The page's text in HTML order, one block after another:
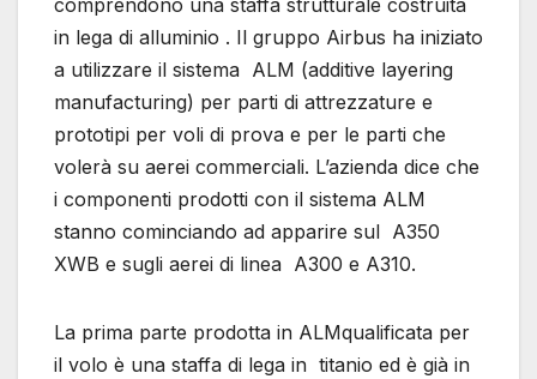
comprendono una staffa strutturale costruita
in lega di alluminio . Il gruppo Airbus ha iniziato
a utilizzare il sistema ALM (additive layering
manufacturing) per parti di attrezzature e
prototipi per voli di prova e per le parti che
volerà su aerei commerciali. L’azienda dice che
i componenti prodotti con il sistema ALM
stanno cominciando ad apparire sul A350
XWB e sugli aerei di linea A300 e A310.
La prima parte prodotta in ALMqualificata per
il volo è una staffa di lega in titanio ed è già in